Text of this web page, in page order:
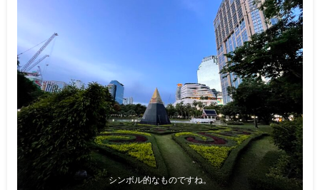
シンボル的なものですね。